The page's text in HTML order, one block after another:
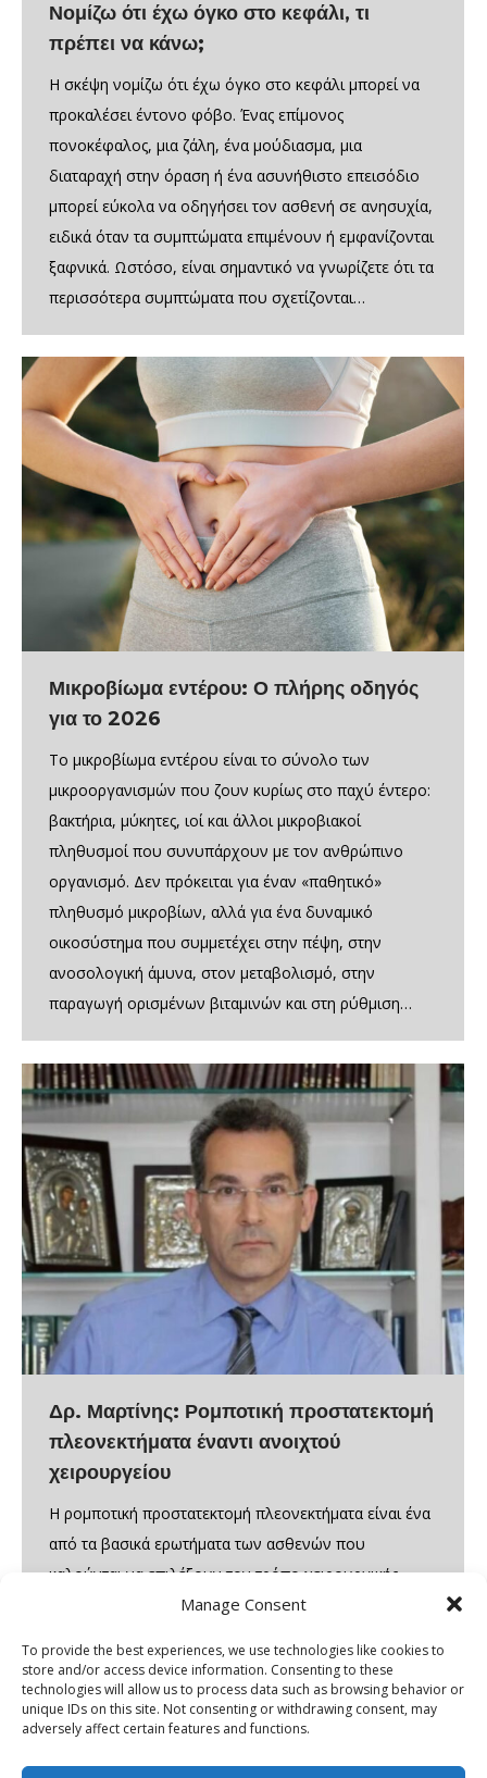
Manage Consent
To provide the best experiences, we use technologies like cookies to
store and/or access device information. Consenting to these
technologies will allow us to process data such as browsing behavior or
unique IDs on this site. Not consenting or withdrawing consent, may
adversely affect certain features and functions.
Νομίζω ότι έχω όγκο στο κεφάλι, τι
πρέπει να κάνω;
Η σκέψη νομίζω ότι έχω όγκο στο κεφάλι μπορεί να
προκαλέσει έντονο φόβο. Ένας επίμονος
πονοκέφαλος, μια ζάλη, ένα μούδιασμα, μια
διαταραχή στην όραση ή ένα ασυνήθιστο επεισόδιο
μπορεί εύκολα να οδηγήσει τον ασθενή σε ανησυχία,
ειδικά όταν τα συμπτώματα επιμένουν ή εμφανίζονται
ξαφνικά. Ωστόσο, είναι σημαντικό να γνωρίζετε ότι τα
περισσότερα συμπτώματα που σχετίζονται…
Μικροβίωμα εντέρου: Ο πλήρης οδηγός
για το 2026
Το μικροβίωμα εντέρου είναι το σύνολο των
μικροοργανισμών που ζουν κυρίως στο παχύ έντερο:
βακτήρια, μύκητες, ιοί και άλλοι μικροβιακοί
πληθυσμοί που συνυπάρχουν με τον ανθρώπινο
οργανισμό. Δεν πρόκειται για έναν «παθητικό»
πληθυσμό μικροβίων, αλλά για ένα δυναμικό
οικοσύστημα που συμμετέχει στην πέψη, στην
ανοσολογική άμυνα, στον μεταβολισμό, στην
παραγωγή ορισμένων βιταμινών και στη ρύθμιση…
Δρ. Μαρτίνης: Ρομποτική προστατεκτομή
πλεονεκτήματα έναντι ανοιχτού
χειρουργείου
Η ρομποτική προστατεκτομή πλεονεκτήματα είναι ένα
από τα βασικά ερωτήματα των ασθενών που
καλούνται να επιλέξουν τον τρόπο χειρουργικής
αντιμετώπισης για τον καρκίνο του προστάτη. Η
το ογκολογικό αποτέλεσμα, αλλά και την ποιότητα
ζωής μετά το χειρουργείο. Η ρομποτική
προστατεκτομή πλεονεκτήματα σχετίζεται με καλύτερο